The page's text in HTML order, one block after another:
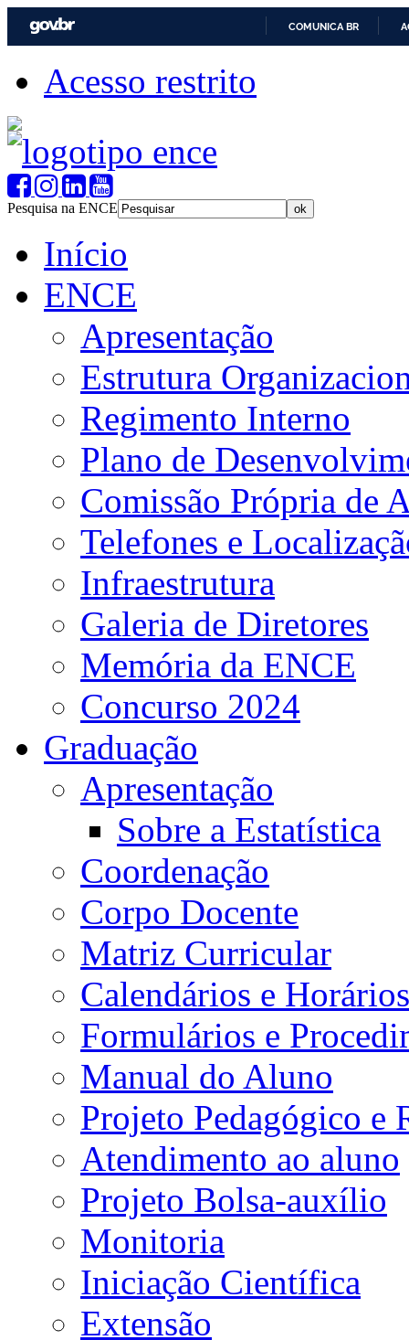
COMUNICA BR
Acesso restrito
Pesquisa na ENCE
Início
ENCE
Apresentação
Estrutura
Regimento Interno
Plano de
Comissão Própria de
Telefones e
Infraestrutura
Galeria de Diretores
Memória da ENCE
Concurso 2024
Graduação
Apresentação
Sobre a Estatística
Coordenação
Corpo Docente
Matriz Curricular
Calendários e Horários
Formulários e
Manual do Aluno
Projeto Pedagógico e
Atendimento ao aluno
Projeto Bolsa-auxílio
Monitoria
Iniciação Científica
Extensão